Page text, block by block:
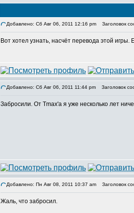
Добавлено: Сб Авг 06, 2011 12:16 pm Заголовок
Вот хотел узнать, насчёт перевода этой
Добавлено: Сб Авг 06, 2011 11:44 pm Заголовок
Забросили. От Tmax'а я уже несколько лет
Добавлено: Пн Авг 08, 2011 10:37 am Заголовок
Жаль, что забросил.